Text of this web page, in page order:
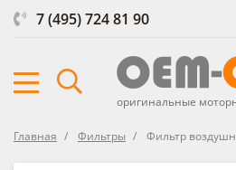
7 (495) 724 81 90
оригинальные
Главная Фильтры Фильтр